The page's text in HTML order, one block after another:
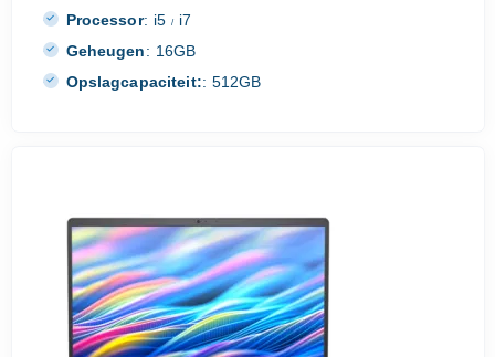
Processor: i5 / i7
Geheugen: 16GB
Opslagcapaciteit:: 512GB